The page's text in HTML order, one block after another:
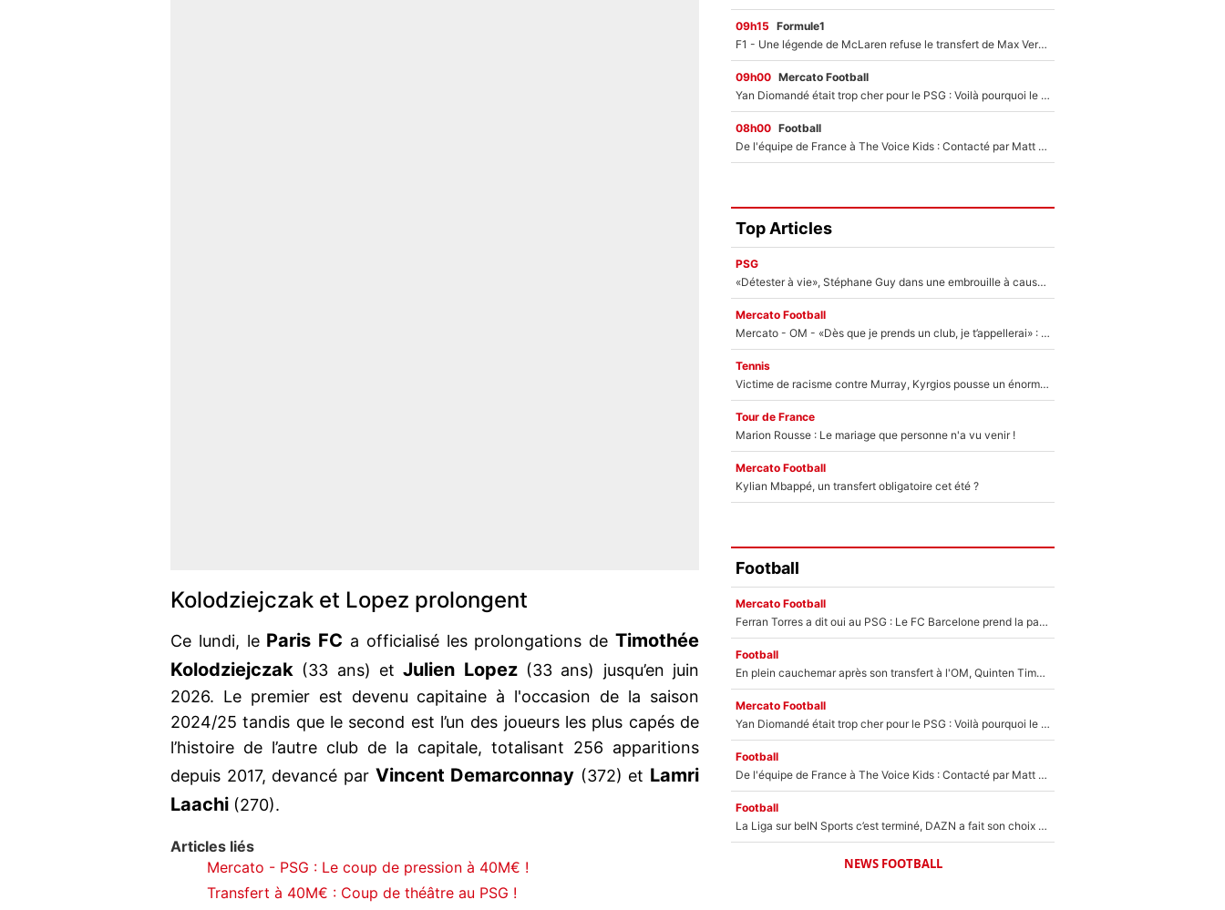
Kolodziejczak et Lopez prolongent
Ce lundi, le Paris FC a officialisé les prolongations deTimothée
Kolodziejczak (33 ans) etJulien Lopez (33 ans) jusqu’en juin
2026. Le premier est devenu capitaine à l'occasion de la saison
2024/25 tandis que le second est l’un des joueurs les plus capés de
l’histoire de l’autre club de la capitale, totalisant 256 apparitions
depuis 2017, devancé par Vincent Demarconnay (372) et Lamri
Laachi (270).
Articles liés
Mercato - PSG : Le coup de pression à 40M€ !
Transfert à 40M€ : Coup de théâtre au PSG !
09h15 Formule1
F1 - Une légende de McLaren refuse le transfert de Max Verstappen qui pourrait «faire des vagues» et plomber l'ambiance dans l'équipe
09h00 Mercato Football
Yan Diomandé était trop cher pour le PSG : Voilà pourquoi le Real Madrid a accepté de payer la somme record de 140M€ pour boucler son transfert !
08h00 Football
De l'équipe de France à The Voice Kids : Contacté par Matt Pokora, Kylian Mbappé a accepté de jouer un rôle inédit sur TF1 !
Top Articles
PSG
«Détester à vie», Stéphane Guy dans une embrouille à cause du PSG !
Mercato Football
Mercato - OM - «Dès que je prends un club, je t’appellerai» : La promesse de Marcelino au moment de claquer la porte
Tennis
Victime de racisme contre Murray, Kyrgios pousse un énorme coup de gueule !
Tour de France
Marion Rousse : Le mariage que personne n'a vu venir !
Mercato Football
Kylian Mbappé, un transfert obligatoire cet été ?
Football
Mercato Football
Ferran Torres a dit oui au PSG : Le FC Barcelone prend la parole alors qu'un transfert de l'attaquant espagnol prend forme
Football
En plein cauchemar après son transfert à l'OM, Quinten Timber raconte ses doutes après sa signature à Marseille
Mercato Football
Yan Diomandé était trop cher pour le PSG : Voilà pourquoi le Real Madrid a accepté de payer la somme record de 140M€ pour boucler son transfert !
Football
De l'équipe de France à The Voice Kids : Contacté par Matt Pokora, Kylian Mbappé a accepté de jouer un rôle inédit sur TF1 !
Football
La Liga sur beIN Sports c’est terminé, DAZN a fait son choix pour Benjamin Da Silva et Omar Da Fonseca !
NEWS FOOTBALL